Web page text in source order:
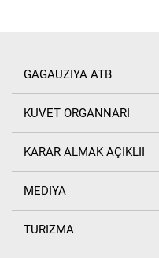
GAGAUZIYA ATB
KUVET ORGANNARI
KARAR ALMAK AÇIKLII
MEDIYA
TURIZMA